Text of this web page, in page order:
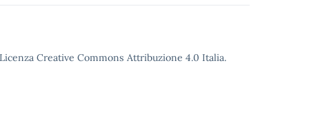
Creative Commons Attribuzione 4.0 Italia.